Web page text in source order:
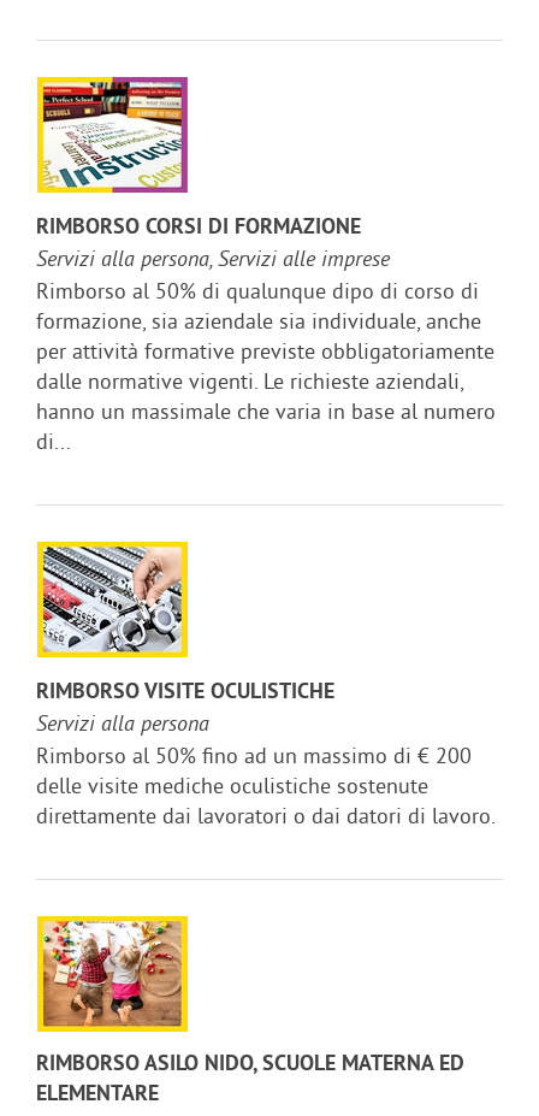
RIMBORSO CORSI DI FORMAZIONE
Servizi alla persona, Servizi alle imprese
Rimborso al 50% di qualunque dipo di corso di
formazione, sia aziendale sia individuale, anche
per attività formative previste obbligatoriamente
dalle normative vigenti. Le richieste aziendali,
hanno un massimale che varia in base al numero
di...
RIMBORSO VISITE OCULISTICHE
Servizi alla persona
Rimborso al 50% fino ad un massimo di € 200
delle visite mediche oculistiche sostenute
direttamente dai lavoratori o dai datori di lavoro.
RIMBORSO ASILO NIDO, SCUOLE MATERNA ED
ELEMENTARE